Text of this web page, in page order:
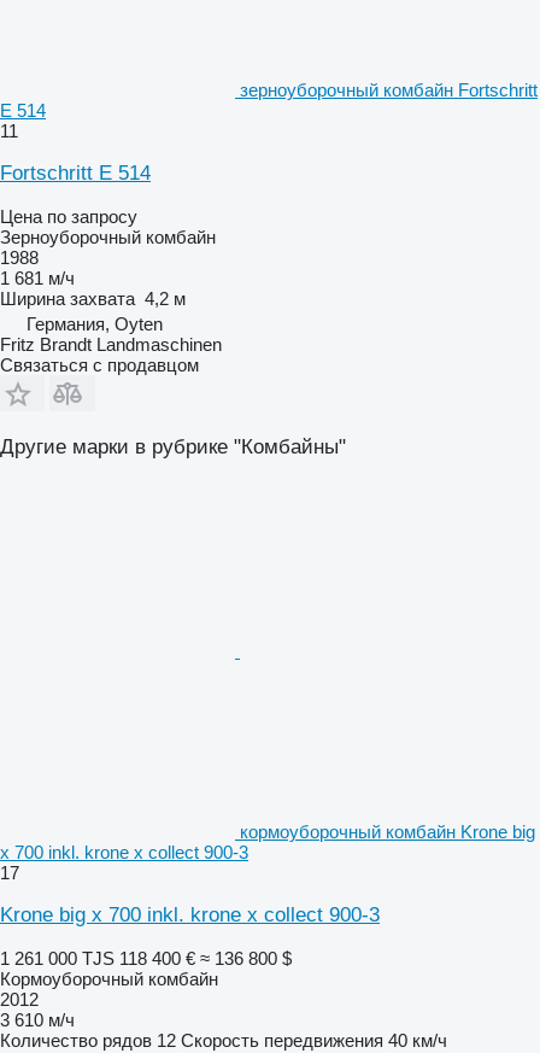
зерноуборочный комбайн Fortschritt
E 514
11
Fortschritt E 514
Цена по запросу
Зерноуборочный комбайн
1988
1 681 м/ч
Ширина захвата 4,2 м
Германия, Oyten
Fritz Brandt Landmaschinen
Связаться с продавцом
Другие марки в рубрике "Комбайны"
кормоуборочный комбайн Krone big
x 700 inkl. krone x collect 900-3
17
Krone big x 700 inkl. krone x collect 900-3
1 261 000 TJS 118 400 € ≈ 136 800 $
Кормоуборочный комбайн
2012
3 610 м/ч
Количество рядов 12 Скорость передвижения 40 км/ч